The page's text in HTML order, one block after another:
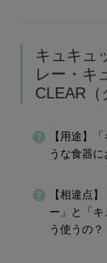
キュキュ
レー・キ
CLEAR（
【用途】
うな食器に
【相違点
ー」と「
う使うの？